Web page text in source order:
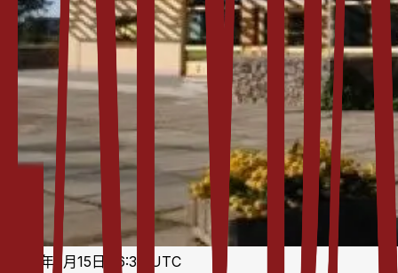
2025年7月15日 16:39 UTC